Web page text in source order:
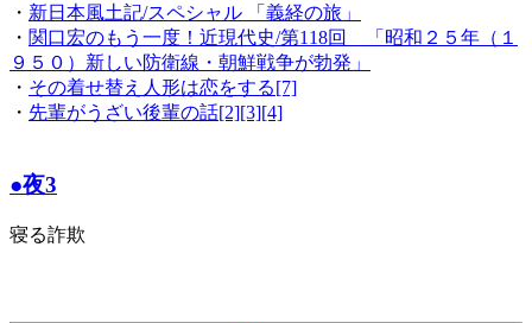
・ 新日本風土記/スペシャル 「義経の旅」
・ 関口宏のもう一度！近現代史/第118回 「昭和２５年（１
９５０）新しい防衛線・朝鮮戦争が勃発」
・ その着せ替え人形は恋をする[7]
・ 先輩がうざい後輩の話[2][3][4]
●夜3
寝る詐欺